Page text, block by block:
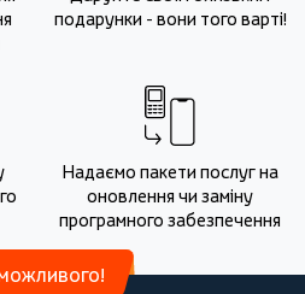
подарунки - вони того варті!
Надаємо пакети послуг на
оновлення чи заміну
програмного забезпечення